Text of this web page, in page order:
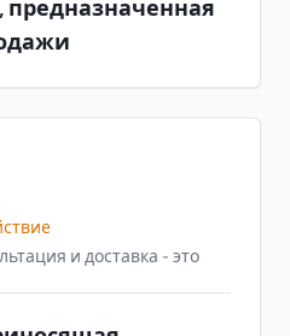
предназначенная
и доставка - это